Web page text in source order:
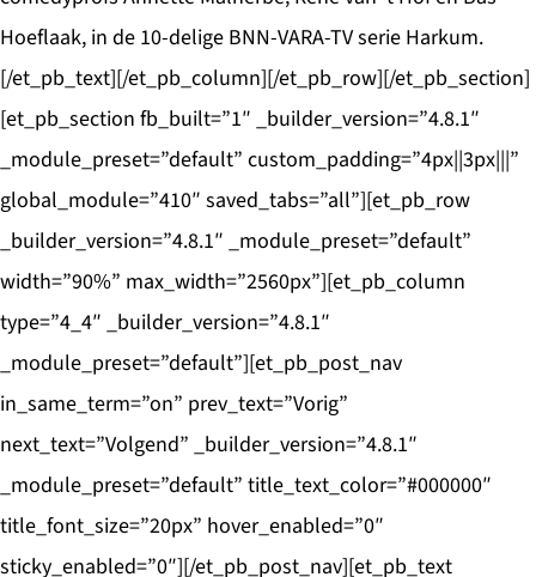
Hoeflaak, in de 10-delige BNN-VARA-TV serie Harkum.
[/et_pb_text][/et_pb_column][/et_pb_row][/et_pb_section]
[et_pb_section fb_built=”1″ _builder_version=”4.8.1″
_module_preset=”default” custom_padding=”4px||3px|||”
global_module=”410″ saved_tabs=”all”][et_pb_row
_builder_version=”4.8.1″ _module_preset=”default”
width=”90%” max_width=”2560px”][et_pb_column
type=”4_4″ _builder_version=”4.8.1″
_module_preset=”default”][et_pb_post_nav
in_same_term=”on” prev_text=”Vorig”
next_text=”Volgend” _builder_version=”4.8.1″
_module_preset=”default” title_text_color=”#000000″
title_font_size=”20px” hover_enabled=”0″
sticky_enabled=”0″][/et_pb_post_nav][et_pb_text